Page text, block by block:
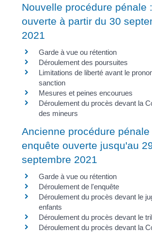
Nouvelle procédure pénale
ouverte à partir du 30
2021
Garde à vue ou rétention
Déroulement des poursuites
Limitations de liberté avant le
sanction
Mesures et peines encourues
Déroulement du procès devant la
des mineurs
Ancienne procédure pénale
enquête ouverte jusqu'au
septembre 2021
Garde à vue ou rétention
Déroulement de l'enquête
Déroulement du procès devant le
enfants
Déroulement du procès devant le
Déroulement du procès devant la